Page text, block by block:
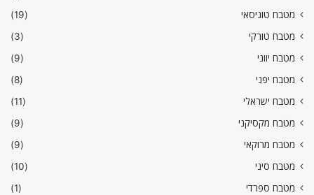
מטבח טוניסאי
(19)
מטבח טורקי
(3)
מטבח יווני
(9)
מטבח יפני
(8)
מטבח ישראלי
(11)
מטבח מקסיקני
(9)
מטבח מרוקאי
(9)
מטבח סיני
(10)
מטבח ספרדי
(1)